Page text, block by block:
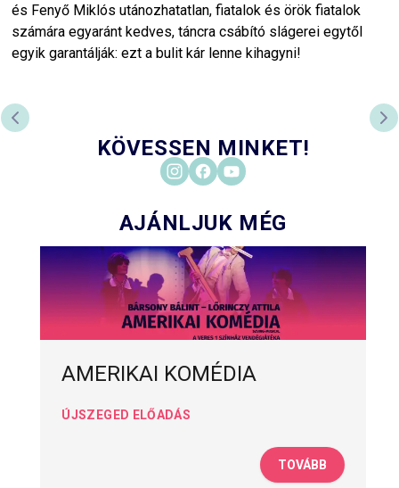
és Fenyő Miklós utánozhatatlan, fiatalok és örök fiatalok
számára egyaránt kedves, táncra csábító slágerei egytől
egyik garantálják: ezt a bulit kár lenne kihagyni!
ELŐZŐ DIA
KÖVESSEN MINKET!
AJÁNLJUK MÉG
AMERIKAI KOMÉDIA
ÚJSZEGED ELŐADÁS
TOVÁBB